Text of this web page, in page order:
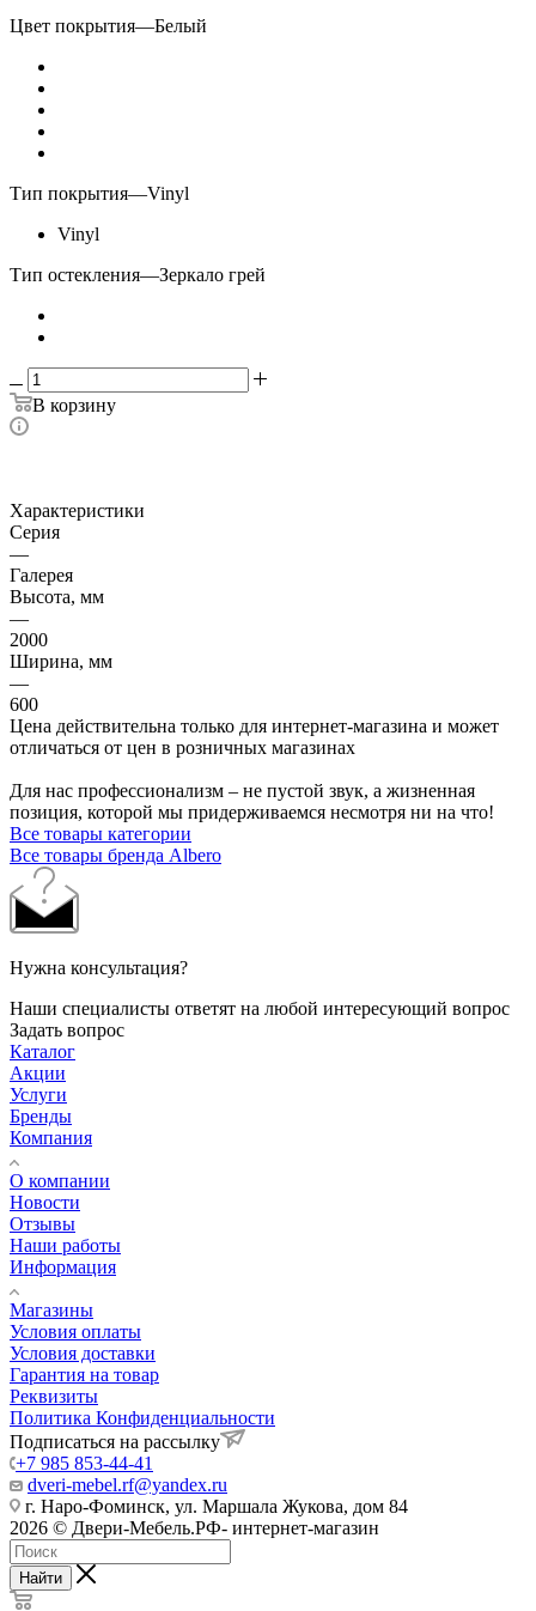
Цвет покрытия—Белый
Тип покрытия—Vinyl
Vinyl
Тип остекления—Зеркало грей
В корзину
Характеристики
Серия
—
Галерея
Высота, мм
—
2000
Ширина, мм
—
600
Цена действительна только для интернет-магазина и может
отличаться от цен в розничных магазинах
Для нас профессионализм – не пустой звук, а жизненная
позиция, которой мы придерживаемся несмотря ни на что!
Все товары категории
Все товары бренда Albero
Нужна консультация?
Наши специалисты ответят на любой интересующий вопрос
Задать вопрос
Каталог
Акции
Услуги
Бренды
Компания
О компании
Новости
Отзывы
Наши работы
Информация
Магазины
Условия оплаты
Условия доставки
Гарантия на товар
Реквизиты
Политика Конфиденциальности
Подписаться на рассылку
+7 985 853-44-41
dveri-mebel.rf@yandex.ru
г. Наро-Фоминск, ул. Маршала Жукова, дом 84
2026 © Двери-Мебель.РФ- интернет-магазин
Найти